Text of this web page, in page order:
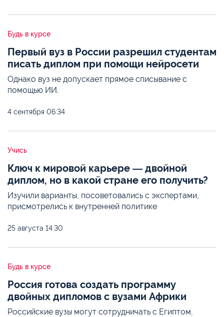
Будь в курсе
Первый вуз в России разрешил студентам
писать диплом при помощи нейросети
Однако вуз не допускает прямое списывание с
помощью ИИ.
4 сентября 06:34
Учись
Ключ к мировой карьере ― двойной
диплом, но в какой стране его получить?
Изучили варианты, посоветовались с экспертами,
присмотрелись к внутренней политике
25 августа 14:30
Будь в курсе
Россия готова создать программу
двойных дипломов с вузами Африки
Российские вузы могут сотрудничать с Египтом,